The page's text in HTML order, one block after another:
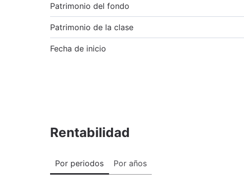
Patrimonio del fondo
Patrimonio de la clase
Fecha de inicio
Rentabilidad
Por periodos Por años